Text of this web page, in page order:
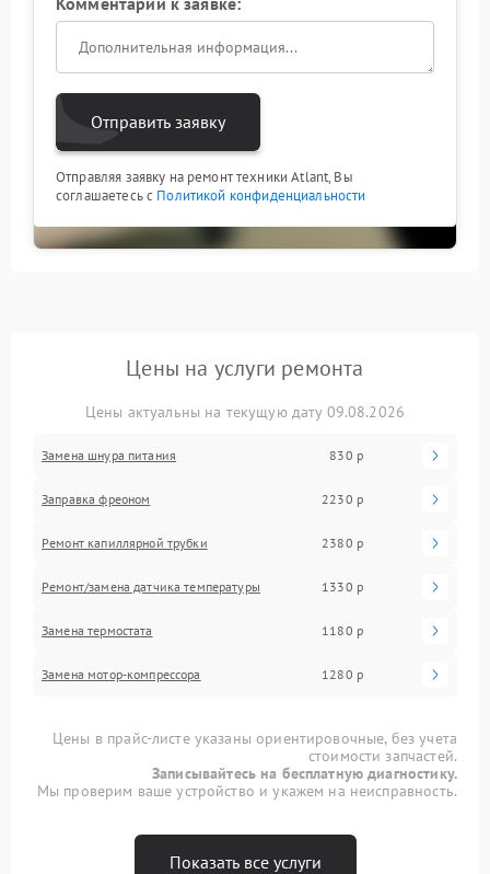
Отправить заявку
Отправляя заявку на ремонт техники Atlant, Вы
соглашаетесь с Политикой конфиденциальности
Цены на услуги ремонта
Цены актуальны на текущую дату 09.08.2026
Замена шнура питания 830 р
Заправка фреоном 2230 р
Ремонт капиллярной трубки 2380 р
Ремонт/замена датчика температуры 1330 р
Замена термостата 1180 р
Замена мотор-компрессора 1280 р
Цены в прайс-листе указаны ориентировочные, без учета
стоимости запчастей.
Записывайтесь на бесплатную диагностику.
Мы проверим ваше устройство и укажем на неисправность.
Показать все услуги